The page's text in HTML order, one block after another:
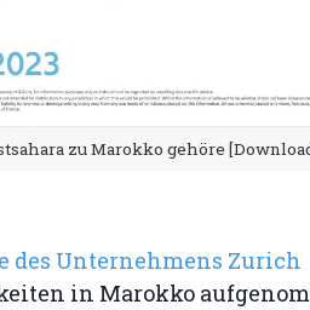
zu Marokko gehöre
des Unternehmens Zurich
in Marokko